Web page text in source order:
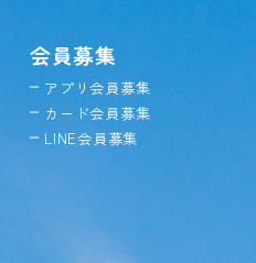
会員募集
アプリ会員募集
カード会員募集
LINE会員募集